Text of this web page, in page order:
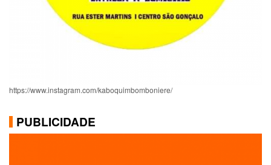
https://www.instagram.com/kaboquimbomboniere/
PUBLICIDADE